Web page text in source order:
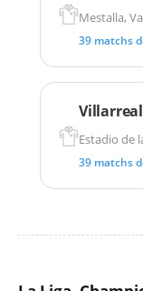
Mestalla,
39 matchs
Villarreal
Estadio de
39 matchs